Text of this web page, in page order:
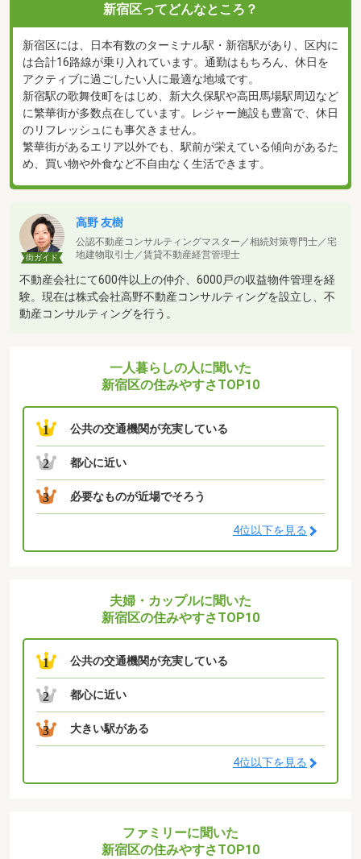
新宿区ってどんなところ？
新宿区には、日本有数のターミナル駅・新宿駅があり、区内に
は合計16路線が乗り入れています。通勤はもちろん、休日を
アクティブに過ごしたい人に最適な地域です。
新宿駅の歌舞伎町をはじめ、新大久保駅や高田馬場駅周辺など
に繁華街が多数点在しています。レジャー施設も豊富で、休日
のリフレッシュにも事欠きません。
繁華街があるエリア以外でも、駅前が栄えている傾向があるた
め、買い物や外食など不自由なく生活できます。
街ガイド
高野 友樹
公認不動産コンサルティングマスター／相続対策専門士／宅
地建物取引士／賃貸不動産経営管理士
不動産会社にて600件以上の仲介、6000戸の収益物件管理を経
験。現在は株式会社高野不動産コンサルティングを設立し、不
動産コンサルティングを行う。
一人暮らしの人に聞いた
新宿区の住みやすさTOP10
1 公共の交通機関が充実している
2 都心に近い
3 必要なものが近場でそろう
4位以下を見る
夫婦・カップルに聞いた
新宿区の住みやすさTOP10
1 公共の交通機関が充実している
2 都心に近い
3 大きい駅がある
4位以下を見る
ファミリーに聞いた
新宿区の住みやすさTOP10